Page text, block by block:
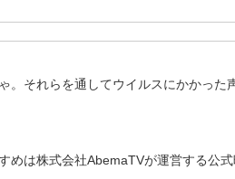
。それらを通してウイルスにかかった
めは株式会社AbemaTVが運営する公